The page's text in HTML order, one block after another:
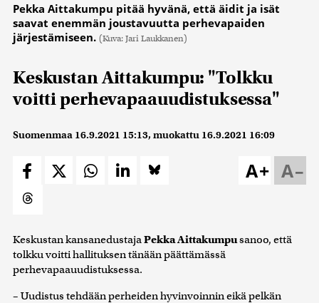
Pekka Aittakumpu pitää hyvänä, että äidit ja isät
saavat enemmän joustavuutta perhevapaiden
järjestämiseen. (Kuva: Jari Laukkanen)
Keskustan Aittakumpu: "Tolkku
voitti perhevapaauudistuksessa"
Suomenmaa 16.9.2021 15:13, muokattu 16.9.2021 16:09
A–
A+
Keskustan kansanedustajaPekka Aittakumpusanoo, että
tolkku voitti hallituksen tänään päättämässä
perhevapaauudistuksessa.
– Uudistus tehdään perheiden hyvinvoinnin eikä pelkän